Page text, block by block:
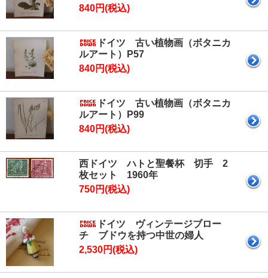
840円(税込)
ドイツ 古い植物画（ボタニカ
ルアート）P57
840円(税込)
ドイツ 古い植物画（ボタニカ
ルアート）P99
840円(税込)
西ドイツ ハトと聖餐杯 切手 2
枚セット 1960年
750円(税込)
ドイツ ヴィンテージブロー
チ ブドウを持つ中世の婦人
2,530円(税込)